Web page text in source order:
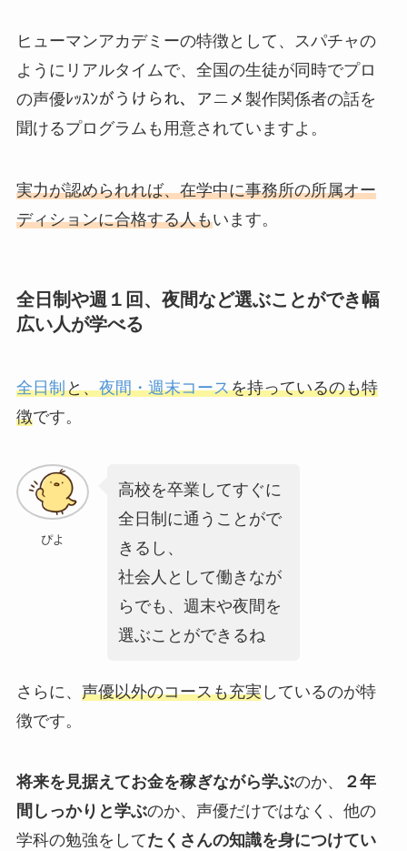
ヒューマンアカデミーの特徴として、スパチャの
ようにリアルタイムで、全国の生徒が同時でプロ
の声優ﾚｯｽﾝがうけられ、アニメ製作関係者の話を
聞けるプログラムも用意されていますよ。
実力が認められれば、在学中に事務所の所属オー
ディションに合格する人もいます。
全日制や週１回、夜間など選ぶことができ幅
広い人が学べる
全日制と、夜間・週末コースを持っているのも特
徴です。
ぴよ
高校を卒業してすぐに
全日制に通うことがで
きるし、
社会人として働きなが
らでも、週末や夜間を
選ぶことができるね
さらに、 声優以外のコースも充実しているのが特
徴です。
将来を見据えてお金を稼ぎながら学ぶのか、
２年
間しっかりと学ぶのか、声優だけではなく、他の
学科の勉強をしてたくさんの知識を身につけてい